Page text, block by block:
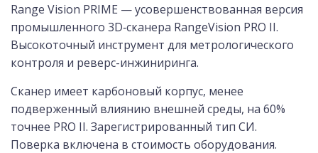
Range Vision PRIME — усовершенствованная версия
промышленного 3D‑сканера RangeVision PRO II.
Высокоточный инструмент для метрологического
контроля и реверс-инжиниринга.
Сканер имеет карбоновый корпус, менее
подверженный влиянию внешней среды, на 60%
точнее PRO II. Зарегистрированный тип СИ.
Поверка включена в стоимость оборудования.